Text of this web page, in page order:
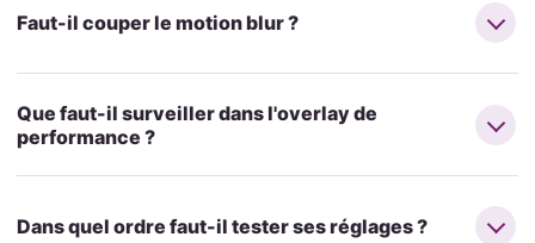
Faut-il couper le motion blur ?
Que faut-il surveiller dans l'overlay de
performance ?
Dans quel ordre faut-il tester ses réglages ?